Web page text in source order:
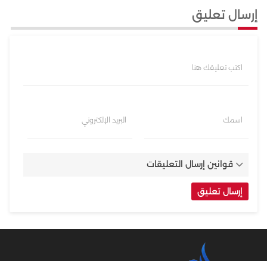
إرسال تعليق
اكتب تعليقك هنا
اسمك البريد الإلكتروني
قوانين إرسال التعليقات